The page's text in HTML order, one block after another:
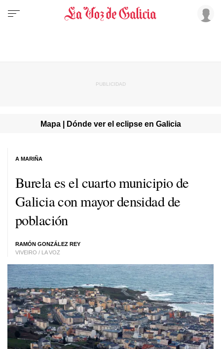
Mapa | Dónde ver el eclipse en Galicia
Burela es el cuarto municipio de
Galicia con mayor densidad de
población
RAMÓN GONZÁLEZ REY
VIVEIRO / LA VOZ
A MARIÑA